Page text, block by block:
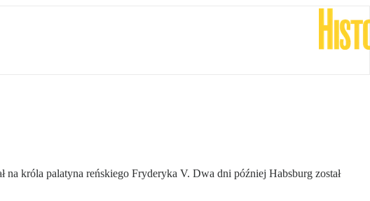
króla palatyna reńskiego Fryderyka V. Dwa dni później Habsburg został